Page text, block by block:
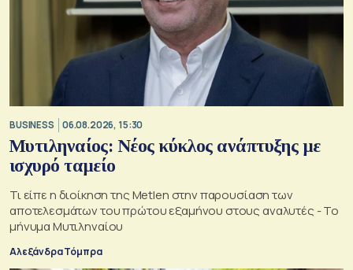
BUSINESS 06.08.2026, 15:30
Μυτιληναίος: Νέος κύκλος ανάπτυξης με
ισχυρό ταμείο
Τι είπε η διοίκηση της Metlen στην παρουσίαση των
αποτελεσμάτων του πρώτου εξαμήνου στους αναλυτές - Το
μήνυμα Μυτιληναίου
Αλεξάνδρα Τόμπρα